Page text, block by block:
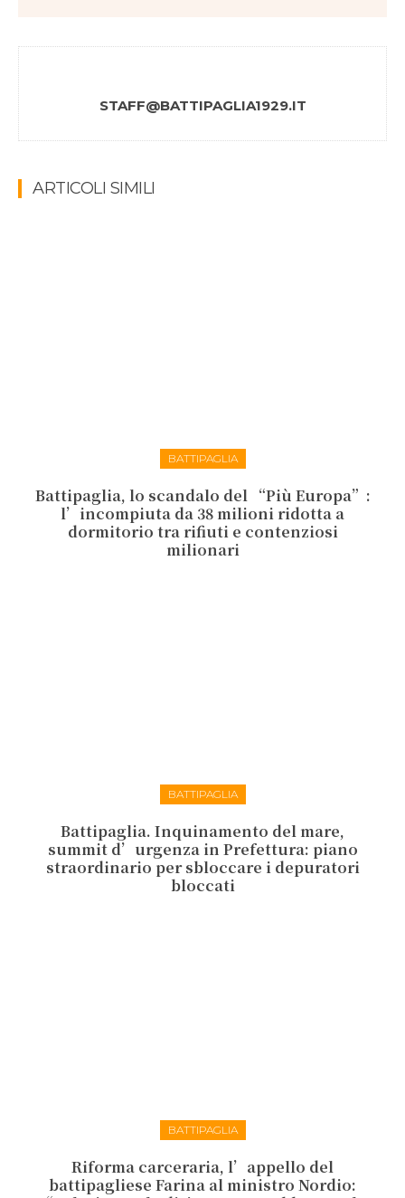
STAFF@BATTIPAGLIA1929.IT
ARTICOLI SIMILI
BATTIPAGLIA
Battipaglia, lo scandalo del “Più Europa”:
l’incompiuta da 38 milioni ridotta a
dormitorio tra rifiuti e contenziosi
milionari
BATTIPAGLIA
Battipaglia. Inquinamento del mare,
summit d’urgenza in Prefettura: piano
straordinario per sbloccare i depuratori
bloccati
BATTIPAGLIA
Riforma carceraria, l’appello del
battipagliese Farina al ministro Nordio: